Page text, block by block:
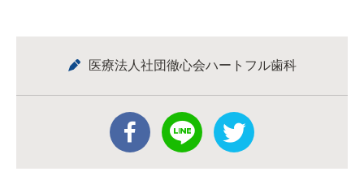
医療法人社団徹心会ハートフル歯科